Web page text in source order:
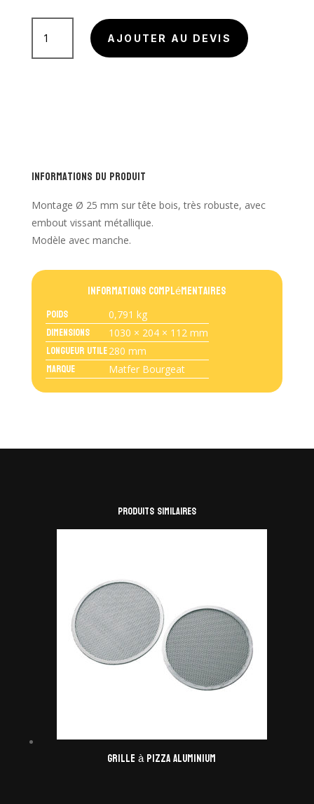
Brosse-
AJOUTER AU DEVIS
Informations du produit
Montage Ø 25 mm sur tête bois, très robuste, avec
embout vissant métallique.
Modèle avec manche.
Informations complémentaires
Poids 0,791 kg
Dimensions 1030 × 204 × 112 mm
Longueur Utile280 mm
Marque Matfer Bourgeat
Produits similaires
Grille à pizza aluminium